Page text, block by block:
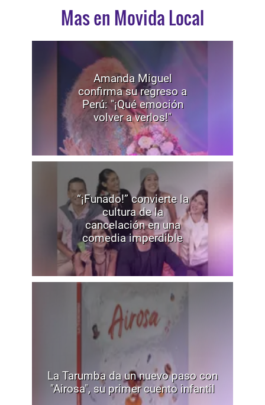
Mas en Movida Local
Amanda Miguel
confirma su regreso a
Perú: "¡Qué emoción
volver a verlos!"
“¡Funado!” convierte la
cultura de la
cancelación en una
comedia imperdible
La Tarumba da un nuevo paso con
"Airosa", su primer cuento infantil